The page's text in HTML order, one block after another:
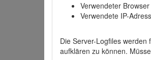
Verwendeter Browser
Verwendete IP-
Die Server-Logfiles
aufklären zu können.